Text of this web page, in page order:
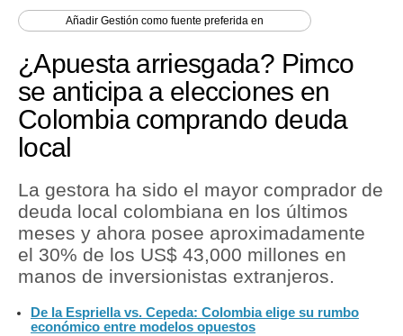
Perú
Política
Tu Dinero
Finanzas Personales
Inmobiliarias
Plus G
Editorial
AñadirGestión como fuente preferida en
¿Apuesta arriesgada? Pimco
se anticipa a elecciones en
Colombia comprando deuda
local
La gestora ha sido el mayor comprador de
deuda local colombiana en los últimos
meses y ahora posee aproximadamente
el 30% de los US$ 43,000 millones en
manos de inversionistas extranjeros.
De la Espriella vs. Cepeda: Colombia elige su rumbo
económico entre modelos opuestos